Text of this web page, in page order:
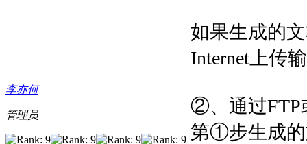
李亦何
管理员
如果生成的
Internet上传
②、通过FTP
第①步生成的